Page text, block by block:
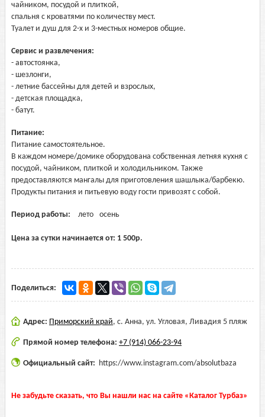
чайником, посудой и плиткой,
спальня с кроватями по количеству мест.
Туалет и душ для 2-х и 3-местных номеров общие.
Сервис и развлечения:
- автостоянка,
- шезлонги,
- летние бассейны для детей и взрослых,
- детская площадка,
- батут.
Питание:
Питание самостоятельное.
В каждом номере/домике оборудована собственная летняя кухня с
посудой, чайником, плиткой и холодильником. Также
предоставляются мангалы для приготовления шашлыка/барбекю.
Продукты питания и питьевую воду гости привозят с собой.
Период работы: лето осень
Цена за сутки начинается от: 1 500р.
Поделиться:
Адрес: Приморский край, с. Анна, ул. Угловая, Ливадия 5 пляж
Прямой номер телефона: +7 (914) 066-23-94
Официальный сайт: https://www.instagram.com/absolutbaza
Не забудьте сказать, что Вы нашли нас на сайте «Каталог Турбаз»